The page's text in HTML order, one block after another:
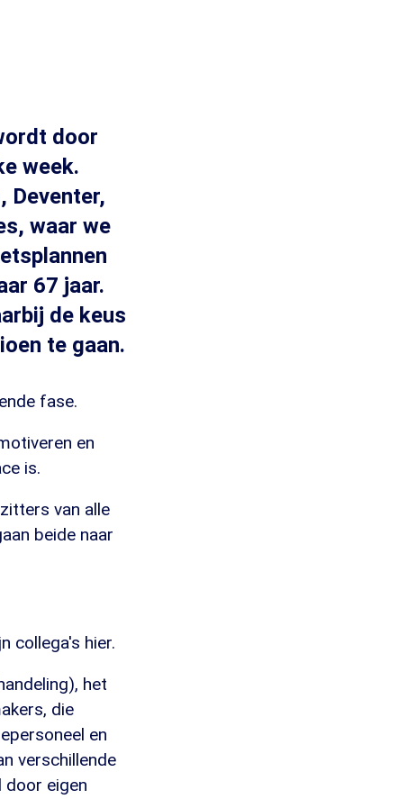
door
week.
Deventer,
waar we
67 jaar.
de keus
te gaan.
fase.
en
is.
van alle
beide naar
collega's hier.
het
die
en
verschillende
door eigen